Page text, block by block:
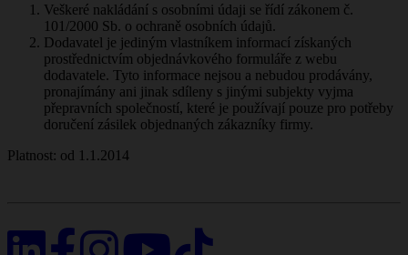
Veškeré nakládání s osobními údaji se řídí zákonem č.
101/2000 Sb. o ochraně osobních údajů.
Dodavatel je jediným vlastníkem informací získaných
prostřednictvím objednávkového formuláře z webu
dodavatele. Tyto informace nejsou a nebudou prodávány,
pronajímány ani jinak sdíleny s jinými subjekty vyjma
přepravních společností, které je používají pouze pro potřeby
doručení zásilek objednaných zákazníky firmy.
Platnost: od 1.1.2014